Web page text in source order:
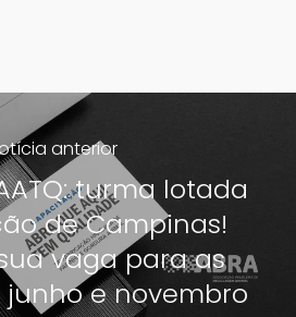
anterior
turma lotada
de Campinas!
vaga para as
e novembro